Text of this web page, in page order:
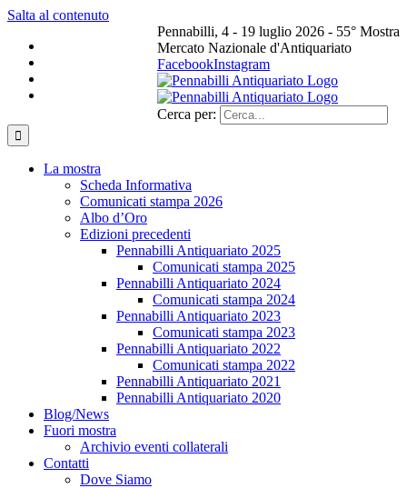
Salta al contenuto
Pennabilli, 4 - 19 luglio 2026 - 55° Mostra
Mercato Nazionale d'Antiquariato
FacebookInstagram
Cerca per:
La mostra
Scheda Informativa
Comunicati stampa 2026
Albo d’Oro
Edizioni precedenti
Pennabilli Antiquariato 2025
Comunicati stampa 2025
Pennabilli Antiquariato 2024
Comunicati stampa 2024
Pennabilli Antiquariato 2023
Comunicati stampa 2023
Pennabilli Antiquariato 2022
Comunicati stampa 2022
Pennabilli Antiquariato 2021
Pennabilli Antiquariato 2020
Blog/News
Fuori mostra
Archivio eventi collaterali
Contatti
Dove Siamo